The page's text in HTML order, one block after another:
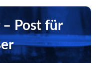
Post für